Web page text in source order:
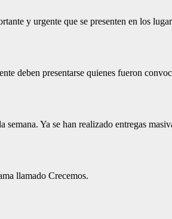
y urgente que se presenten en los
deben presentarse quienes fueron
Ya se han realizado entregas
llamado Crecemos.